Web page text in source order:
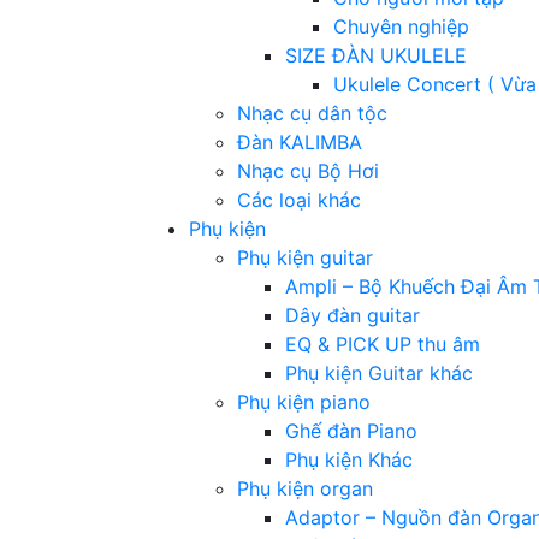
Chuyên nghiệp
SIZE ĐÀN UKULELE
Ukulele Concert ( Vừa
Nhạc cụ dân tộc
Đàn KALIMBA
Nhạc cụ Bộ Hơi
Các loại khác
Phụ kiện
Phụ kiện guitar
Ampli – Bộ Khuếch Đại Âm
Dây đàn guitar
EQ & PICK UP thu âm
Phụ kiện Guitar khác
Phụ kiện piano
Ghế đàn Piano
Phụ kiện Khác
Phụ kiện organ
Adaptor – Nguồn đàn